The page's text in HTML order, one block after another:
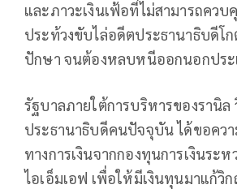
และภาวะเงินเฟ้อที่ไม่สามารถควบ
ประท้วงขับไล่อดีตประธานาธิบดีโ
ปักษา จนต้องหลบหนีออกนอกประ
รัฐบาลภายใต้การบริหารของรานิล
ประธานาธิบดีคนปัจจุบัน ได้ขอคว
ทางการเงินจากกองทุนการเงินระ
ไอเอ็มเอฟ เพื่อให้มีเงินทุนมาแก้วิ